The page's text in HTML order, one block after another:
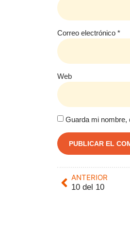
Correo electrónico *
Web
Guarda mi nombre,
ANTERIOR
10 del 10